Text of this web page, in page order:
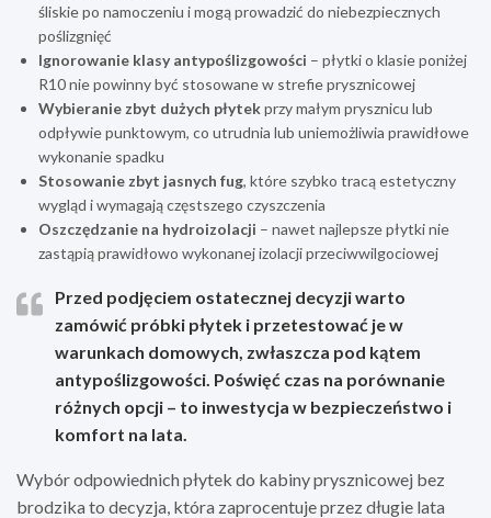
śliskie po namoczeniu i mogą prowadzić do niebezpiecznych
poślizgnięć
Ignorowanie klasy antypoślizgowości – płytki o klasie poniżej
R10 nie powinny być stosowane w strefie prysznicowej
Wybieranie zbyt dużych płytekprzy małym prysznicu lub
odpływie punktowym, co utrudnia lub uniemożliwia prawidłowe
wykonanie spadku
Stosowanie zbyt jasnych fug, które szybko tracą estetyczny
wygląd i wymagają częstszego czyszczenia
Oszczędzanie na hydroizolacji – nawet najlepsze płytki nie
zastąpią prawidłowo wykonanej izolacji przeciwwilgociowej
Przed podjęciem ostatecznej decyzji warto
zamówić próbki płytek i przetestować je w
warunkach domowych, zwłaszcza pod kątem
antypoślizgowości. Poświęć czas na porównanie
różnych opcji – to inwestycja w bezpieczeństwo i
komfort na lata.
Wybór odpowiednich płytek do kabiny prysznicowej bez
brodzika to decyzja, która zaprocentuje przez długie lata